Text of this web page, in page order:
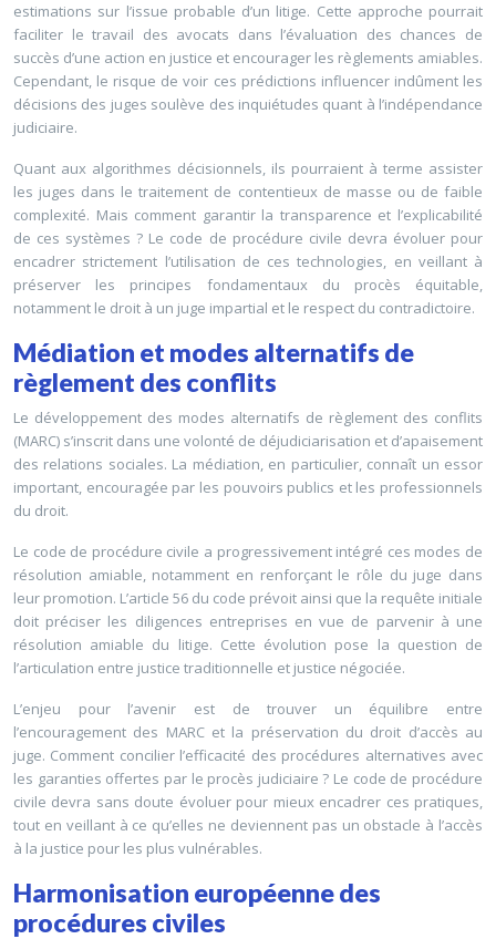
estimations sur l’issue probable d’un litige. Cette approche pourrait
faciliter le travail des avocats dans l’évaluation des chances de
succès d’une action en justice et encourager les règlements amiables.
Cependant, le risque de voir ces prédictions influencer indûment les
décisions des juges soulève des inquiétudes quant à l’indépendance
judiciaire.
Quant aux algorithmes décisionnels, ils pourraient à terme assister
les juges dans le traitement de contentieux de masse ou de faible
complexité. Mais comment garantir la transparence et l’explicabilité
de ces systèmes ? Le code de procédure civile devra évoluer pour
encadrer strictement l’utilisation de ces technologies, en veillant à
préserver les principes fondamentaux du procès équitable,
notamment le droit à un juge impartial et le respect du contradictoire.
Médiation et modes alternatifs de
règlement des conflits
Le développement des modes alternatifs de règlement des conflits
(MARC) s’inscrit dans une volonté de déjudiciarisation et d’apaisement
des relations sociales. La médiation, en particulier, connaît un essor
important, encouragée par les pouvoirs publics et les professionnels
du droit.
Le code de procédure civile a progressivement intégré ces modes de
résolution amiable, notamment en renforçant le rôle du juge dans
leur promotion. L’article 56 du code prévoit ainsi que la requête initiale
doit préciser les diligences entreprises en vue de parvenir à une
résolution amiable du litige. Cette évolution pose la question de
l’articulation entre justice traditionnelle et justice négociée.
L’enjeu pour l’avenir est de trouver un équilibre entre
l’encouragement des MARC et la préservation du droit d’accès au
juge. Comment concilier l’efficacité des procédures alternatives avec
les garanties offertes par le procès judiciaire ? Le code de procédure
civile devra sans doute évoluer pour mieux encadrer ces pratiques,
tout en veillant à ce qu’elles ne deviennent pas un obstacle à l’accès
à la justice pour les plus vulnérables.
Harmonisation européenne des
procédures civiles